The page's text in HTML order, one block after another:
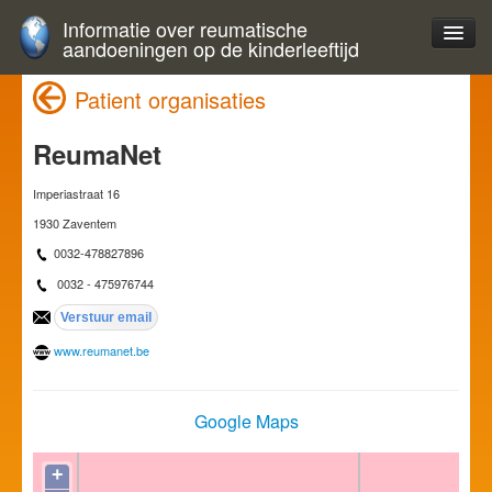
Informatie over reumatische
aandoeningen op de kinderleeftijd
Patient organisaties
ReumaNet
Imperiastraat 16
1930 Zaventem
0032-478827896
0032 - 475976744
www.reumanet.be
Google Maps
+